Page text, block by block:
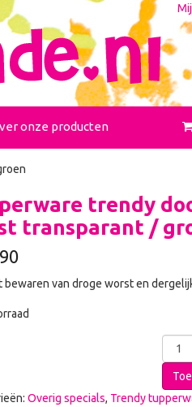
onze producten
trendy
transparant /
bewaren van droge worst en
Overig specials, Trendy